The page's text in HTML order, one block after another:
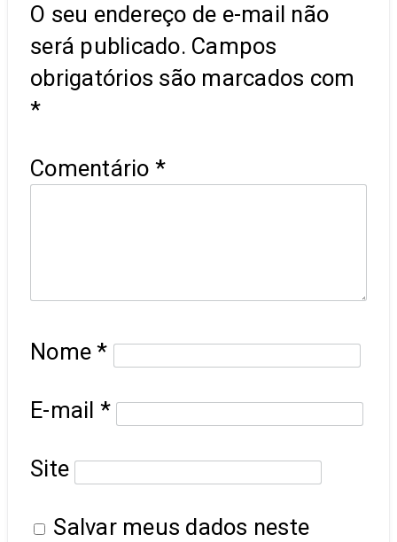
O seu endereço de e-mail não
será publicado. Campos
obrigatórios são marcados com
*
Comentário *
Nome*
E-mail *
Site
Salvar meus dados neste